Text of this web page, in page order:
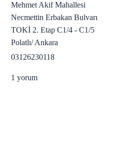
Mehmet Akif Mahallesi
Necmettin Erbakan Bulvarı
TOKİ 2. Etap C1/4 - C1/5
Polatlı/ Ankara
03126230118
1 yorum